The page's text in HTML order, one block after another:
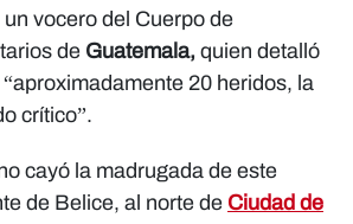
vocero del Cuerpo de
de Guatemala, quien detalló
20 heridos, la
crítico”.
cayó la madrugada de este
de Belice, al norte de Ciudad de